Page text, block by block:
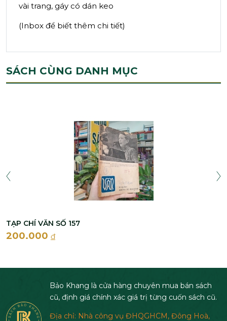
vài trang, gáy có dán keo
(Inbox để biết thêm chi tiết)
SÁCH CÙNG DANH MỤC
TẠP CHÍ VĂN SỐ 157
200.000 đ
Bảo Khang là cửa hàng chuyên mua bán sách
cũ, định giá chính xác giá trị từng cuốn sách cũ.
Địa chỉ: Nhà công vụ ĐHQGHCM, Đông Hoà,